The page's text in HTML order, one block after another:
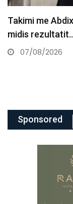
drastik
Sponsored